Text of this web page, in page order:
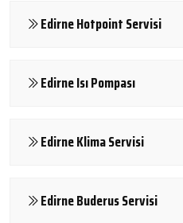
Edirne Hotpoint Servisi
Edirne Isı Pompası
Edirne Klima Servisi
Edirne Buderus Servisi